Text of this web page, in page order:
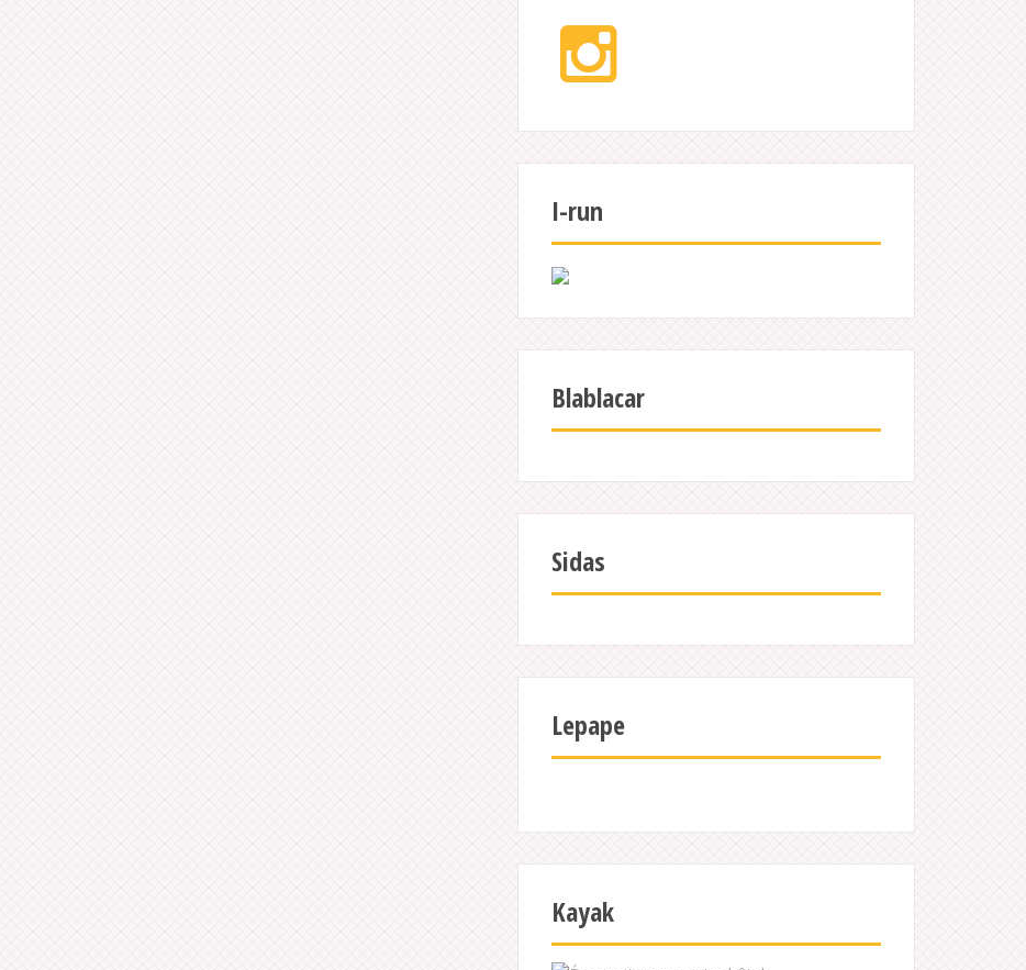
Instagram
I-run
Blablacar
Sidas
Lepape
Kayak